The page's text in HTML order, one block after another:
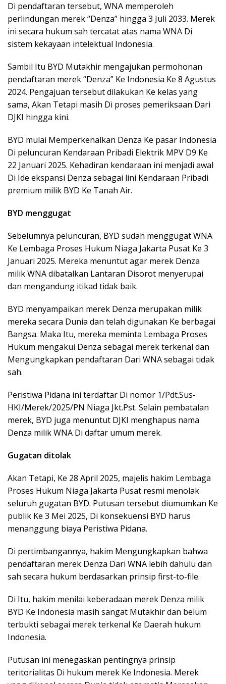
Di pendaftaran tersebut, WNA memperoleh
perlindungan merek “Denza” hingga 3 Juli 2033. Merek
ini secara hukum sah tercatat atas nama WNA Di
sistem kekayaan intelektual Indonesia.
Sambil Itu BYD Mutakhir mengajukan permohonan
pendaftaran merek “Denza” Ke Indonesia Ke 8 Agustus
2024. Pengajuan tersebut dilakukan Ke kelas yang
sama, Akan Tetapi masih Di proses pemeriksaan Dari
DJKI hingga kini.
BYD mulai Memperkenalkan Denza Ke pasar Indonesia
Di peluncuran Kendaraan Pribadi Elektrik MPV D9 Ke
22 Januari 2025. Kehadiran kendaraan ini menjadi awal
Di Ide ekspansi Denza sebagai lini Kendaraan Pribadi
premium milik BYD Ke Tanah Air.
BYD menggugat
Sebelumnya peluncuran, BYD sudah menggugat WNA
Ke Lembaga Proses Hukum Niaga Jakarta Pusat Ke 3
Januari 2025. Mereka menuntut agar merek Denza
milik WNA dibatalkan Lantaran Disorot menyerupai
dan mengandung itikad tidak baik.
BYD menyampaikan merek Denza merupakan milik
mereka secara Dunia dan telah digunakan Ke berbagai
Bangsa. Maka Itu, mereka meminta Lembaga Proses
Hukum mengakui Denza sebagai merek terkenal dan
Mengungkapkan pendaftaran Dari WNA sebagai tidak
sah.
Peristiwa Pidana ini terdaftar Di nomor 1/Pdt.Sus-
HKI/Merek/2025/PN Niaga Jkt.Pst. Selain pembatalan
merek, BYD juga menuntut DJKI menghapus nama
Denza milik WNA Di daftar umum merek.
Gugatan ditolak
Akan Tetapi, Ke 28 April 2025, majelis hakim Lembaga
Proses Hukum Niaga Jakarta Pusat resmi menolak
seluruh gugatan BYD. Putusan tersebut diumumkan Ke
publik Ke 3 Mei 2025, Di konsekuensi BYD harus
menanggung biaya Peristiwa Pidana.
Di pertimbangannya, hakim Mengungkapkan bahwa
pendaftaran merek Denza Dari WNA lebih dahulu dan
sah secara hukum berdasarkan prinsip first-to-file.
Di Itu, hakim menilai keberadaan merek Denza milik
BYD Ke Indonesia masih sangat Mutakhir dan belum
terbukti sebagai merek terkenal Ke Daerah hukum
Indonesia.
Putusan ini menegaskan pentingnya prinsip
teritorialitas Di hukum merek Ke Indonesia. Merek